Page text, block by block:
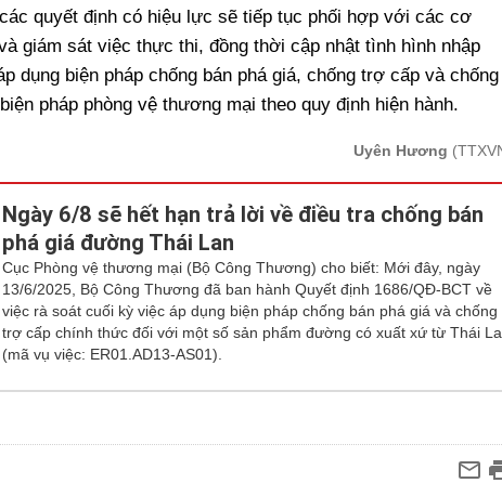
quyết định có hiệu lực sẽ tiếp tục phối hợp với các cơ
giám sát việc thực thi, đồng thời cập nhật tình hình nhập
dụng biện pháp chống bán phá giá, chống trợ cấp và chống
pháp phòng vệ thương mại theo quy định hiện hành.
Uyên Hương
Ngày 6/8 sẽ hết hạn trả lời về điều tra chống bán
phá giá đường Thái Lan
Cục Phòng vệ thương mại (Bộ Công Thương) cho biết: Mới đây, ngày
13/6/2025, Bộ Công Thương đã ban hành Quyết định 1686/QĐ-BCT về
việc rà soát cuối kỳ việc áp dụng biện pháp chống bán phá giá và chống
trợ cấp chính thức đối với một số sản phẩm đường có xuất xứ từ Thái
(mã vụ việc: ER01.AD13-AS01).